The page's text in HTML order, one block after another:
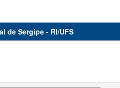
de Sergipe - RI/UFS